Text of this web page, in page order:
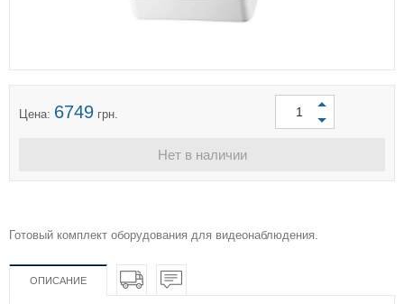
Цена: 6749 грн.
Нет в наличии
Готовый комплект оборудования для видеонаблюдения.
ОПИСАНИЕ